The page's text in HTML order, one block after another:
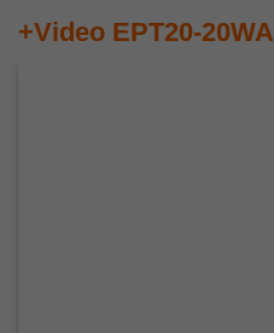
+Video EPT20-20WA